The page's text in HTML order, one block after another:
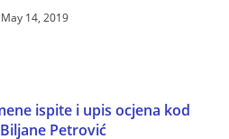
May 14, 2019
ispite i upis ocjena kod
Petrović